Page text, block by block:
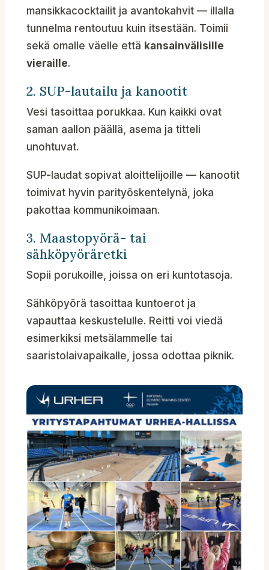
mansikkacocktailit ja avantokahvit — illalla
tunnelma rentoutuu kuin itsestään. Toimii
sekä omalle väelle että kansainvälisille
vieraille.
2. SUP-lautailu ja kanootit
Vesi tasoittaa porukkaa. Kun kaikki ovat
saman aallon päällä, asema ja titteli
unohtuvat.
SUP-laudat sopivat aloittelijoille — kanootit
toimivat hyvin parityöskentelynä, joka
pakottaa kommunikoimaan.
3. Maastopyörä- tai
sähköpyöräretki
Sopii porukoille, joissa on eri kuntotasoja.
Sähköpyörä tasoittaa kuntoerot ja
vapauttaa keskustelulle. Reitti voi viedä
esimerkiksi metsälammelle tai
saaristolaivapaikalle, jossa odottaa piknik.